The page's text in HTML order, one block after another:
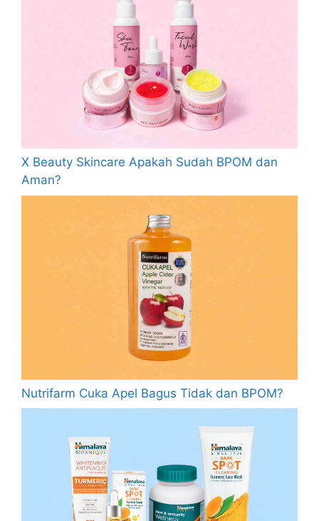
X Beauty Skincare Apakah Sudah BPOM dan
Aman?
Nutrifarm Cuka Apel Bagus Tidak dan BPOM?